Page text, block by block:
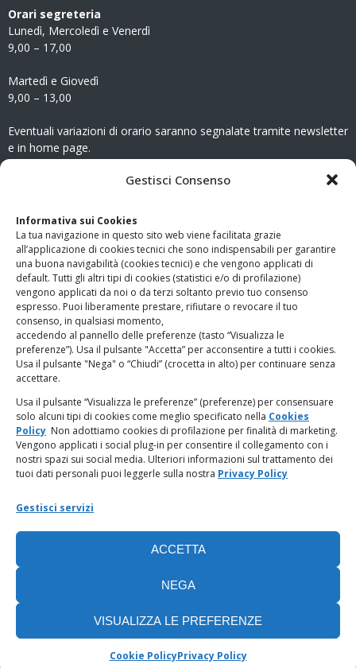
Gestisci Consenso
Informativa sui Cookies
La tua navigazione in questo sito web viene facilitata grazie
all’applicazione di cookies tecnici che sono indispensabili per garantire
una buona navigabilità (cookies tecnici) e che vengono applicati di
default. Tutti gli altri tipi di cookies (statistici e/o di profilazione)
vengono applicati da noi o da terzi soltanto previo tuo consenso
espresso. Puoi liberamente prestare, rifiutare o revocare il tuo
consenso, in qualsiasi momento,
accedendo al pannello delle preferenze (tasto “Visualizza le
preferenze”). Usa il pulsante "Accetta” per acconsentire a tutti i cookies.
Usa il pulsante "Nega" o “Chiudi” (crocetta in alto) per continuare senza
accettare.
Usa il pulsante “Visualizza le preferenze” (preferenze) per consensuare
solo alcuni tipi di cookies come meglio specificato nella Cookies
Policy Non adottiamo cookies di profilazione per finalità di marketing.
Vengono applicati i social plug-in per consentire il collegamento con i
nostri spazi sui social media. Ulteriori informazioni sul trattamento dei
tuoi dati personali puoi leggerle sulla nostra Privacy Policy
Gestisci servizi
ACCETTA
NEGA
VISUALIZZA LE PREFERENZE
Cookie PolicyPrivacy Policy
Orari segreteria
Lunedì, Mercoledì e Venerdì
9,00 – 17,00
Martedì e Giovedì
9,00 – 13,00
Eventuali variazioni di orario saranno segnalate tramite newsletter
e in home page.
www.odg.toscana.it – testata registrata presso il Tribunale di
Firenze al nr. 5208 dell’ 08.10.2002. Direttore responsabile:
Giampaolo Marchini – C.F. 80005790482
LINK UTILI
PagoPA
Privacy Policy
Regolamento categorie particolari di dati personali e dati
giudiziari
Amministrazione Trasparente
Cookie Policy (UE)